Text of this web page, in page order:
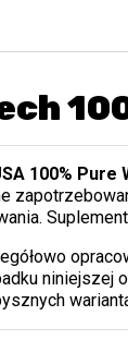
100% Pure
niniejszej